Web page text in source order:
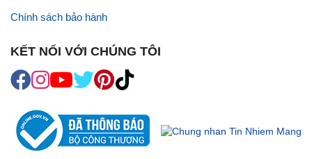
Chính sách bảo hành
KẾT NỐI VỚI CHÚNG TÔI